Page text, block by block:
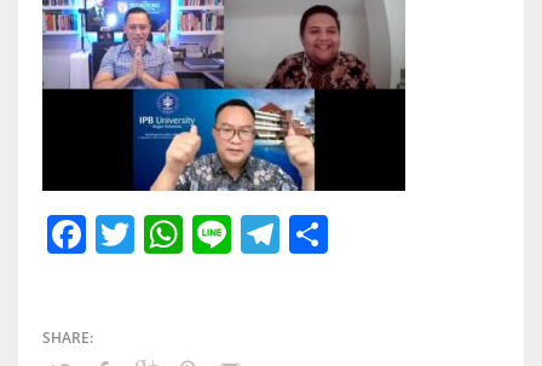
Facebook
Twitter
WhatsApp
LineTelegram